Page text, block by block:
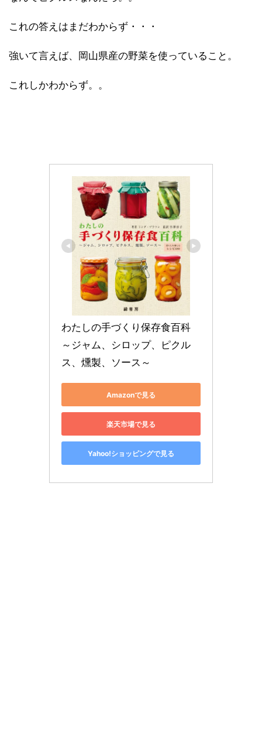
これの答えはまだわからず・・・
強いて言えば、岡山県産の野菜を使っていること。
これしかわからず。。
わたしの手づくり保存食百科
～ジャム、シロップ、ピクル
ス、燻製、ソース～
Amazonで見る
楽天市場で見る
Yahoo!ショッピングで見る